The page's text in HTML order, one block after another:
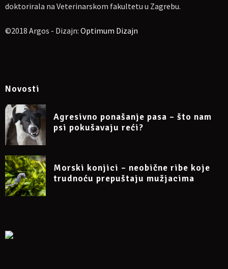
doktorirala na Veterinarskom fakultetu u Zagrebu.
©2018 Argos - Dizajn: Optimum Dizajn
Novosti
Agresivno ponašanje pasa – što nam
psi pokušavaju reći?
Morski konjici – neobične ribe koje
trudnoću prepuštaju mužjacima